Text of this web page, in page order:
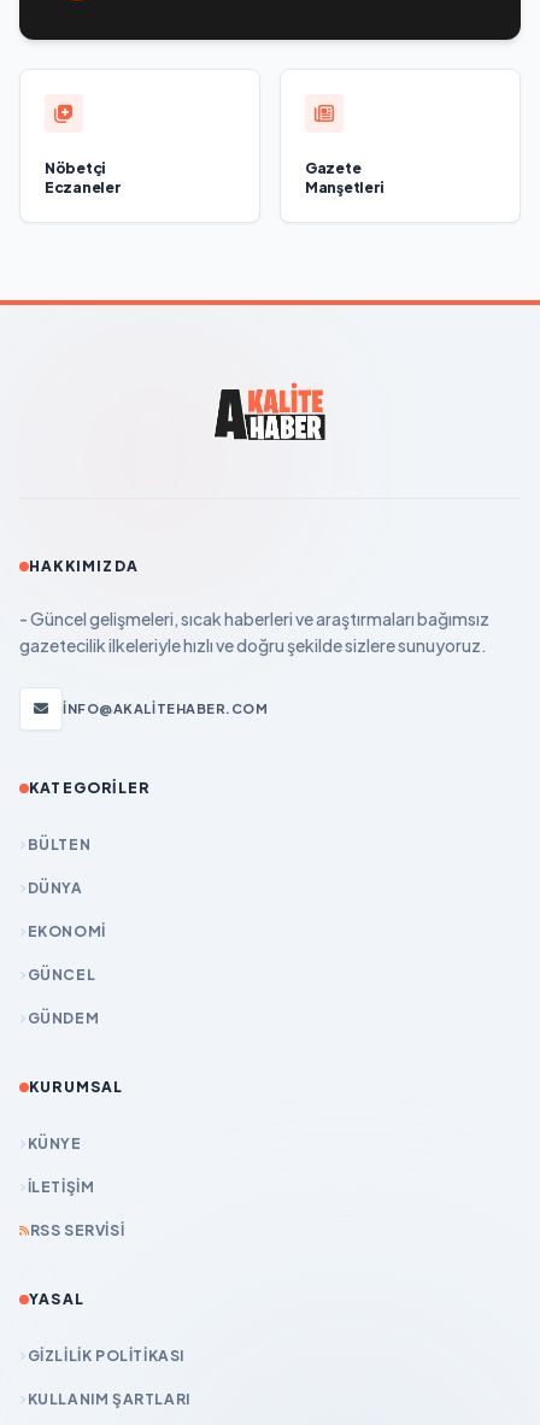
Nöbetçi
Eczaneler
Gazete
Manşetleri
HAKKIMIZDA
- Güncel gelişmeleri, sıcak haberleri ve araştırmaları bağımsız
gazetecilik ilkeleriyle hızlı ve doğru şekilde sizlere sunuyoruz.
INFO@AKALITEHABER.COM
KATEGORILER
BÜLTEN
DÜNYA
EKONOMİ
GÜNCEL
GÜNDEM
KURUMSAL
KÜNYE
İLETIŞIM
RSS SERVISI
YASAL
GIZLILIK POLITIKASI
KULLANIM ŞARTLARI